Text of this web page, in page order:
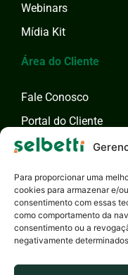
Para proporcionar uma
cookies para armazenar e/
consentimento com essas
como comportamento da
consentimento ou a
negativamente
Webinars
Mídia Kit
Área do Cliente
Fale Conosco
Portal do Cliente
Fale com um